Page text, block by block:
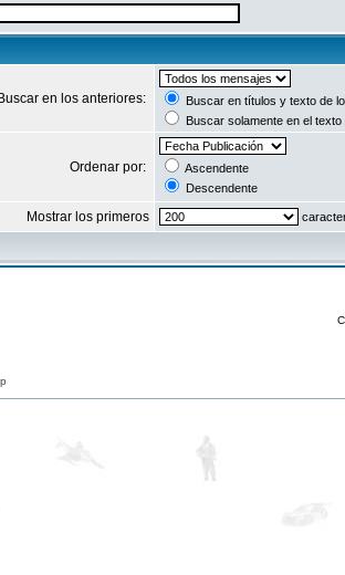
Buscar en los anteriores:
Buscar en títulos y texto de
Buscar solamente en el
Ordenar por:
Ascendente
Descendente
Mostrar los primeros